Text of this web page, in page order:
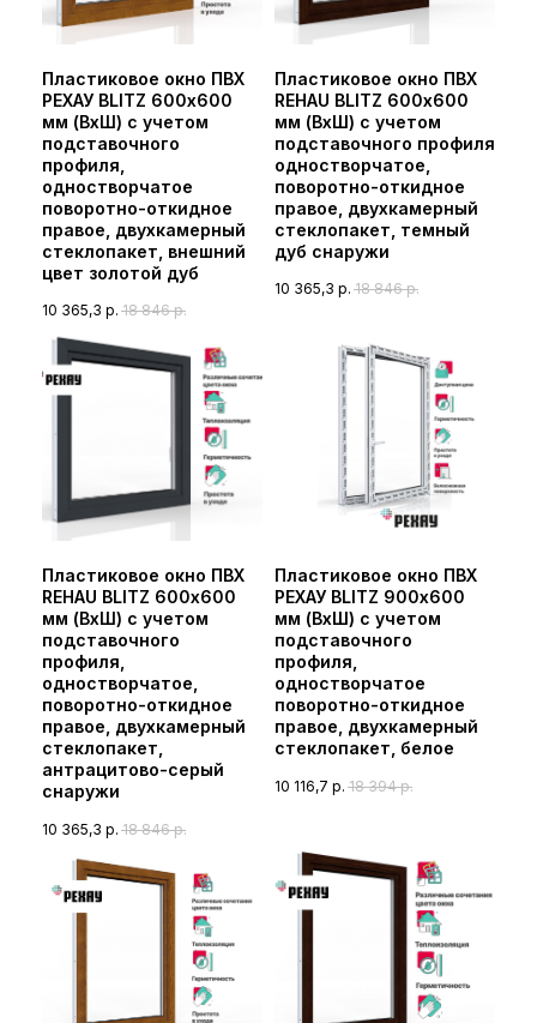
Пластиковое окно ПВХ
РЕХАУ BLITZ 600х600
мм (ВхШ) с учетом
подставочного
профиля,
одностворчатое
поворотно-откидное
правое, двухкамерный
стеклопакет, внешний
цвет золотой дуб
10 365,3 р. 18 846 р.
Пластиковое окно ПВХ
REHAU BLITZ 600х600
мм (ВхШ) с учетом
подставочного профиля
одностворчатое,
поворотно-откидное
правое, двухкамерный
стеклопакет, темный
дуб снаружи
10 365,3 р. 18 846 р.
Пластиковое окно ПВХ
REHAU BLITZ 600х600
мм (ВхШ) с учетом
подставочного
профиля,
одностворчатое,
поворотно-откидное
правое, двухкамерный
стеклопакет,
антрацитово-серый
снаружи
10 365,3 р. 18 846 р.
Пластиковое окно ПВХ
РЕХАУ BLITZ 900х600
мм (ВхШ) с учетом
подставочного
профиля,
одностворчатое
поворотно-откидное
правое, двухкамерный
стеклопакет, белое
10 116,7 р. 18 394 р.